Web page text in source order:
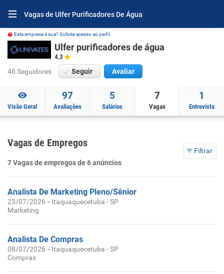
Vagas de Ulfer Purificadores De Água
Esta empresa é sua? Solicite acesso ao perfil.
Ulfer purificadores de água
4,3
46 Seguidores Seguir Avaliar
Visão Geral
97
Avaliações
5
Salários
7
Vagas
1
Entrevista
Vagas de Empregos
Filtrar
7 Vagas de empregos de 6 anúncios
Analista De Marketing Pleno/Sênior
23/07/2026 - Itaquaquecetuba - SP
Marketing
Analista De Compras
08/07/2026 - Itaquaquecetuba - SP
Compras